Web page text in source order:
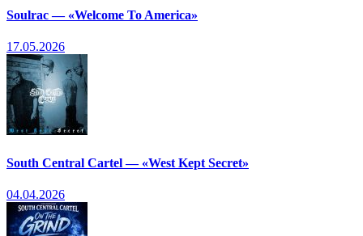
Soulrac — «Welcome To America»
17.05.2026
South Central Cartel — «West Kept Secret»
04.04.2026